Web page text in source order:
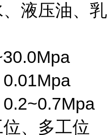
液压油、乳
、多工位